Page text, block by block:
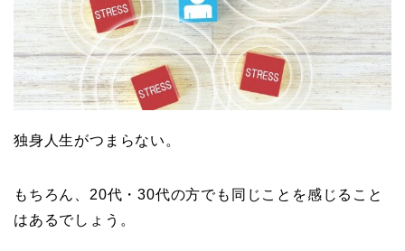
独身人生がつまらない。
もちろん、20代・30代の方でも同じことを感じること
はあるでしょう。